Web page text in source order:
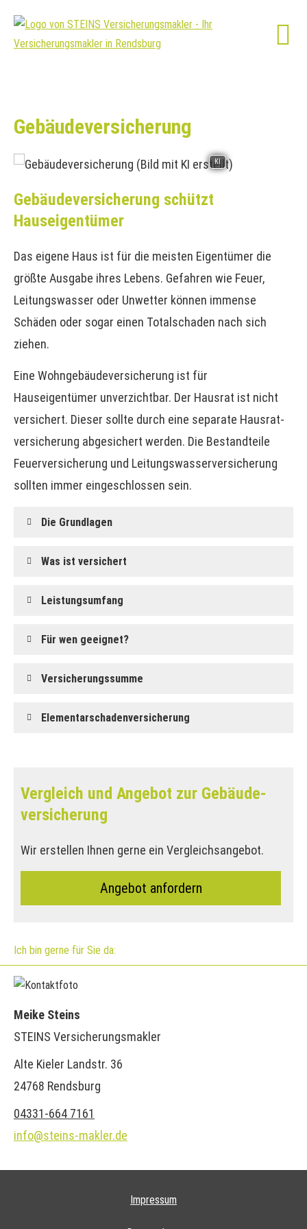
Ge­bäude­ver­si­che­rung
KI
Ge­bäude­ver­si­che­rung schützt
Hauseigentümer
Das eigene Haus ist für die meisten Eigentümer die
größte Ausgabe ihres Lebens. Gefahren wie Feuer,
Leitungswasser oder Unwetter können immense
Schäden oder sogar einen Totalschaden nach sich
ziehen.
Eine Wohngebäudeversicherung ist für
Hauseigentümer unverzichtbar. Der Hausrat ist nicht
versichert. Dieser sollte durch eine separate Haus­rat­
ver­si­che­rung abgesichert werden. Die Bestandteile
Feuerversicherung und Leitungswasserversicherung
sollten immer eingeschlossen sein.
Die Grundlagen
Was ist versichert
Leistungsumfang
Für wen geeignet?
Versicherungssumme
Elementarschadenversicherung
Vergleich und Angebot zur Ge­bäude­
ver­si­che­rung
Wir erstellen Ihnen gerne ein Vergleichsangebot.
An­ge­bot an­for­dern
Ich bin gerne für Sie da:
Meike Steins
STEINS Ver­sicherungs­makler
Alte Kieler Landstr. 36
24768 Rendsburg
04331-664 7161
info@steins-makler.de
Impressum